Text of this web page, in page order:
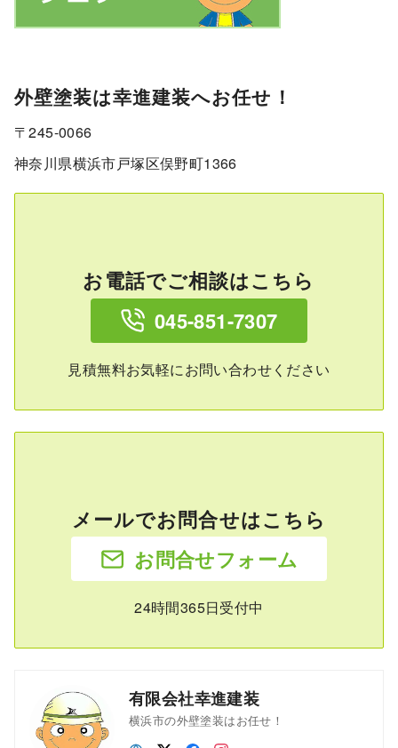
外壁塗装は幸進建装へお任せ！
〒245-0066
神奈川県横浜市戸塚区俣野町1366
お電話でご相談はこちら
045-851-7307
見積無料お気軽にお問い合わせください
メールでお問合せはこちら
お問合せフォーム
24時間365日受付中
有限会社幸進建装
横浜市の外壁塗装はお任せ！